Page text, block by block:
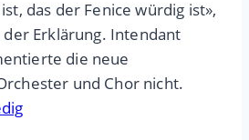
das der Fenice würdig ist»,
Erklärung. Intendant
die neue
und Chor nicht.